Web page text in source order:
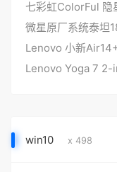
win10 x 498